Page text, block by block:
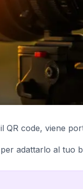
QR code, viene
adattarlo al tuo